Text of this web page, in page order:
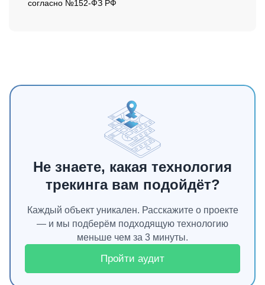
согласно №152-ФЗ РФ
Не знаете, какая технология
трекинга вам подойдёт?
Каждый объект уникален. Расскажите о проекте
— и мы подберём подходящую технологию
меньше чем за 3 минуты.
Пройти аудит